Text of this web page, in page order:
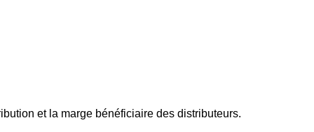
et la marge bénéficiaire des distributeurs.